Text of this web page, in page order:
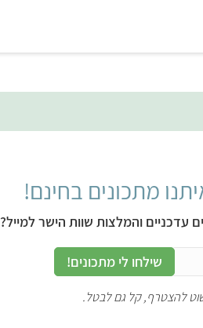
מתכונים בחינם!
עדכניים והמלצות שוות הישר למייל?
שילחו לי מתכונים!